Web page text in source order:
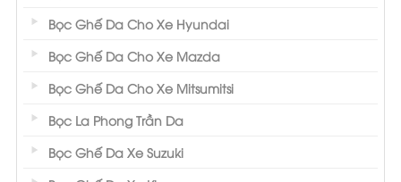
Bọc Ghế Da Cho Xe Hyundai
Bọc Ghế Da Cho Xe Mazda
Bọc Ghế Da Cho Xe Mitsumitsi
Bọc La Phong Trần Da
Bọc Ghế Da Xe Suzuki